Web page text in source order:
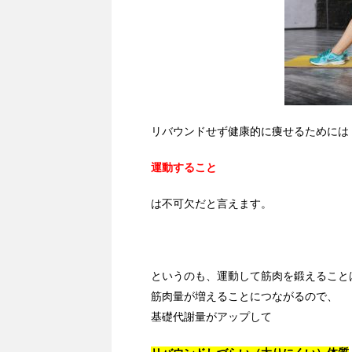
リバウンドせず健康的に痩せるためには
運動すること
は不可欠だと言えます。
というのも、運動して筋肉を鍛えること
筋肉量が増えることにつながるので、
基礎代謝量がアップして